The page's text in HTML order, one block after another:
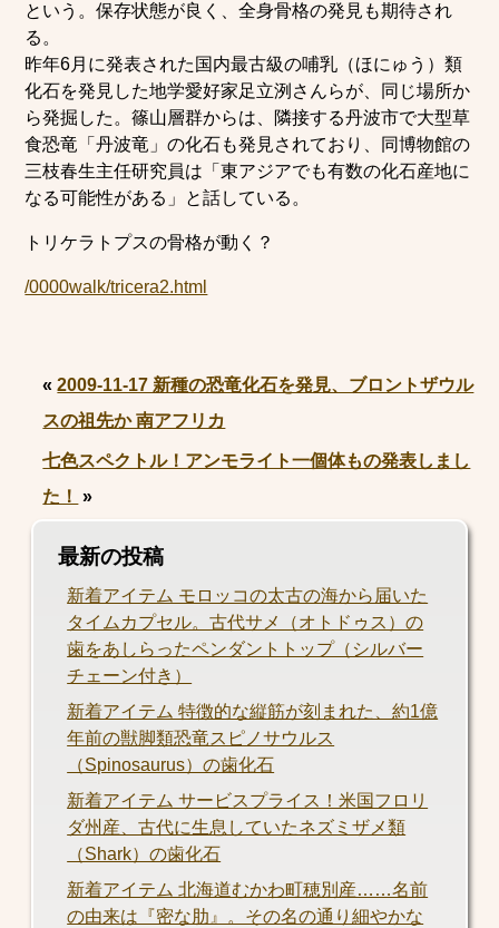
という。保存状態が良く、全身骨格の発見も期待され
る。
昨年6月に発表された国内最古級の哺乳（ほにゅう）類
化石を発見した地学愛好家足立洌さんらが、同じ場所か
ら発掘した。篠山層群からは、隣接する丹波市で大型草
食恐竜「丹波竜」の化石も発見されており、同博物館の
三枝春生主任研究員は「東アジアでも有数の化石産地に
なる可能性がある」と話している。
トリケラトプスの骨格が動く？
/0000walk/tricera2.html
«2009-11-17 新種の恐竜化石を発見、ブロントザウル
スの祖先か 南アフリカ
七色スペクトル！アンモライト一個体もの発表しまし
た！ »
最新の投稿
新着アイテム モロッコの太古の海から届いた
タイムカプセル。古代サメ（オトドゥス）の
歯をあしらったペンダントトップ（シルバー
チェーン付き）
新着アイテム 特徴的な縦筋が刻まれた、約1億
年前の獣脚類恐竜スピノサウルス
（Spinosaurus）の歯化石
新着アイテム サービスプライス！米国フロリ
ダ州産、古代に生息していたネズミザメ類
（Shark）の歯化石
新着アイテム 北海道むかわ町穂別産……名前
の由来は『密な肋』。その名の通り細やかな